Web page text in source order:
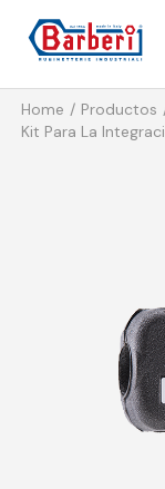
Home Productos
Kit Para La